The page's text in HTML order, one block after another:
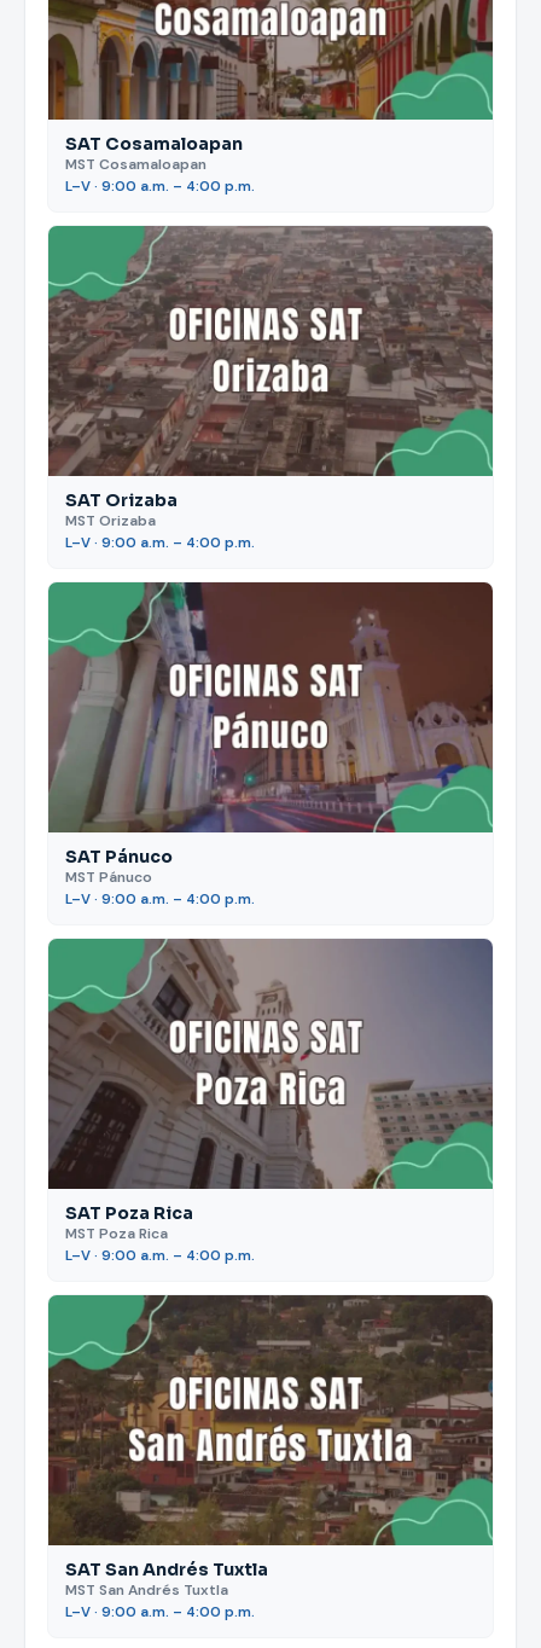
SAT Cosamaloapan
MST Cosamaloapan
L–V · 9:00 a.m. – 4:00 p.m.
SAT Orizaba
MST Orizaba
L–V · 9:00 a.m. – 4:00 p.m.
SAT Pánuco
MST Pánuco
L–V · 9:00 a.m. – 4:00 p.m.
SAT Poza Rica
MST Poza Rica
L–V · 9:00 a.m. – 4:00 p.m.
SAT San Andrés Tuxtla
MST San Andrés Tuxtla
L–V · 9:00 a.m. – 4:00 p.m.